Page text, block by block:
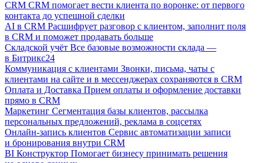
CRM CRM помогает вести клиента по воронке: от первого
контакта до успешной сделки
AI в CRM Расшифрует разговор с клиентом, заполнит поля
в CRM и поможет продавать больше
Складской учёт Все базовые возможности склада —
в Битрикс24
Коммуникация с клиентами Звонки, письма, чаты с
клиентами на сайте и в мессенджерах сохраняются в CRM
Оплата и Доставка Прием оплаты и оформление доставки
прямо в CRM
Маркетинг Сегментация базы клиентов, рассылка
персональных предложений, реклама в соцсетях
Онлайн-запись клиентов Сервис автоматизации записи
и бронирования внутри CRM
BI Конструктор Помогает бизнесу принимать решения